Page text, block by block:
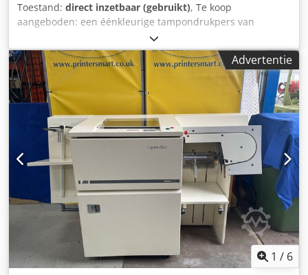
Toestand: direct inzetbaar (gebruikt), Te koop
aangeboden: een éénkleurige tampondrukpers van
Printing International. Clichéformaat: 100 mm/100 mm,
maximaal werkstukformaat: ca. 130 mm/170 mm,
maximaal afdrukdiameter: ca. 60 mm, maximale
tamponslag: 100 mm, maximale cyclustijd: 1200 cycli/uur.
De machine wordt aangedreven door perslucht; het
druksysteem heeft open inktbakken. Bezichtiging is
mogelijk na overleg. Dedpfx Adezk Nb Nerjck
Advertentie
1 / 6